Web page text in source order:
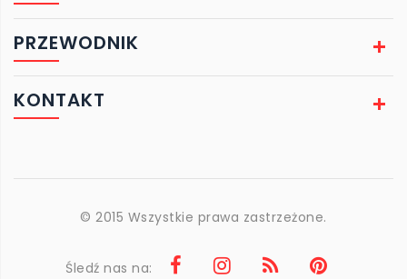
PRZEWODNIK
KONTAKT
© 2015 Wszystkie prawa zastrzeżone.
Śledź nas na: